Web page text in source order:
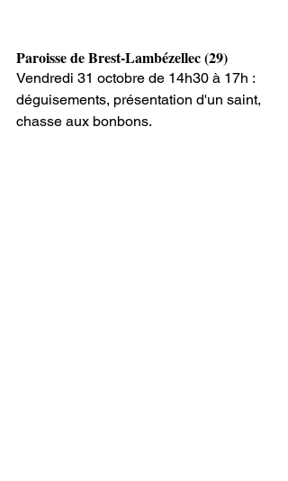
Paroisse de Brest-Lambézellec (29)
Vendredi 31 octobre de 14h30 à 17h :
déguisements, présentation d'un saint,
chasse aux bonbons.